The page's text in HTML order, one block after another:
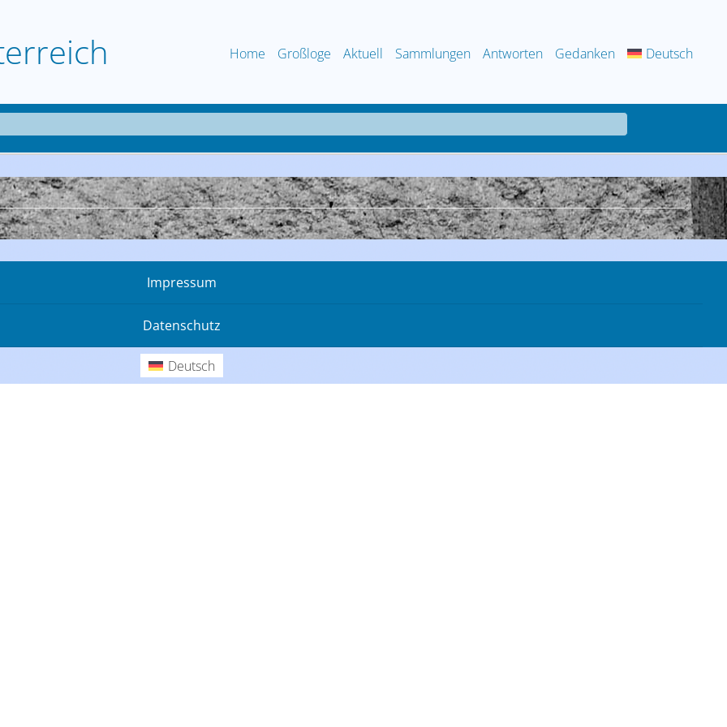
Home Großloge Aktuell Sammlungen Antworten Gedanken Deutsch
Impressum
Datenschutz
Deutsch